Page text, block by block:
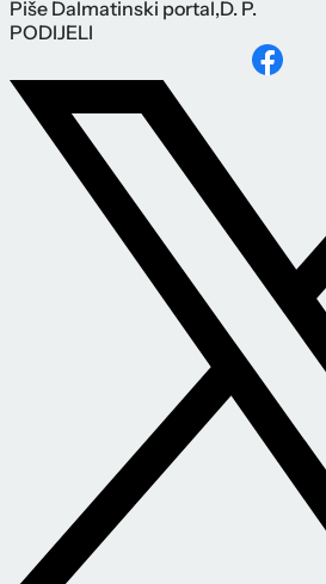
Piše Dalmatinski portal,D. P.
PODIJELI